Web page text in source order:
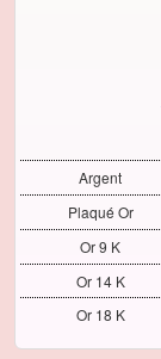
Argent
Plaqué Or
Or 9 K
Or 14 K
Or 18 K